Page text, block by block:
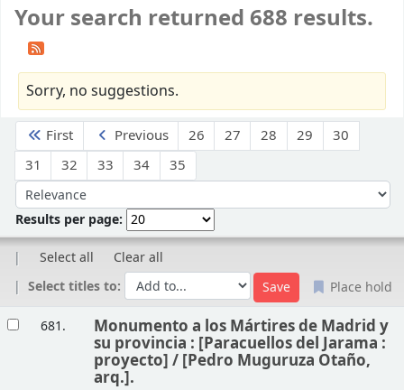
Your search returned 688 results.
Sorry, no suggestions.
First Previous 26 27 28 29
30
31
32 33 34 35
Sort by:
Results per page:
Select all
Clear all
Select titles to:
Place hold
681. Monumento a los Mártires de Madrid y
su provincia : [Paracuellos del Jarama :
proyecto] / [Pedro Muguruza Otaño,
arq.].